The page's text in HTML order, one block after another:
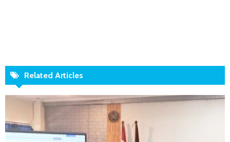
Related Articles